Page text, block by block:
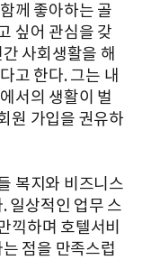
께 좋아하는 골
싶어 관심을 갖
사회생활을 해
고 한다. 그는 내
서의 생활이 벌
원 가입을 권유하
복지와 비즈니스
일상적인 업무 스
끽하며 호텔서비
점을 만족스럽